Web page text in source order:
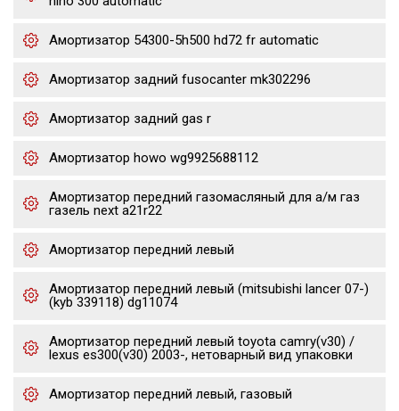
Амортизатор 54300-5h500 hd72 fr automatic
Амортизатор задний fusocanter mk302296
Амортизатор задний gas r
Амортизатор howo wg9925688112
Амортизатор передний газомасляный для а/м газ
газель next a21r22
Амортизатор передний левый
Амортизатор передний левый (mitsubishi lancer 07-)
(kyb 339118) dg11074
Амортизатор передний левый toyota camry(v30) /
lexus es300(v30) 2003-, нетоварный вид упаковки
Амортизатор передний левый, газовый